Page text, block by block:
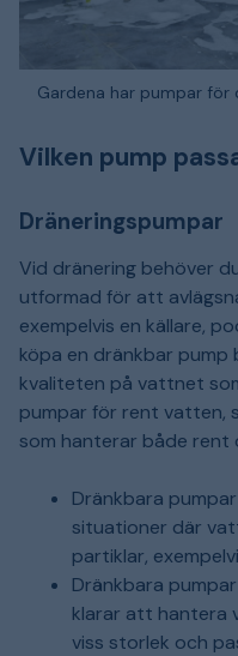
Gardena har pumpar för
Vilken pump
Dräneringspumpar
Vid dränering behöver
utformad för att
exempelvis en källare,
köpa en dränkbar pump
kvaliteten på vattnet
pumpar för rent vatten,
som hanterar både
Dränkbara
situationer där
partiklar,
Dränkbara
klarar att hantera
viss storlek och